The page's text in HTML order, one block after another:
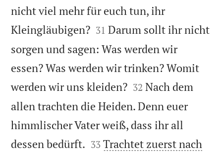
nicht viel mehr für euch tun, ihr
Kleingläubigen?
31 Darum sollt ihr nicht
sorgen und sagen: Was werden wir
essen? Was werden wir trinken? Womit
werden wir uns kleiden?
32 Nach dem
allen trachten die Heiden. Denn euer
himmlischer Vater weiß, dass ihr all
dessen bedürft. 

33 Trachtet zuerst nach